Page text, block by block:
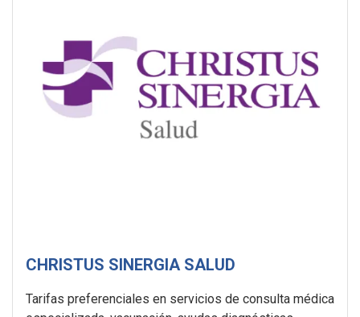
CHRISTUS SINERGIA SALUD
Tarifas preferenciales en servicios de consulta médica